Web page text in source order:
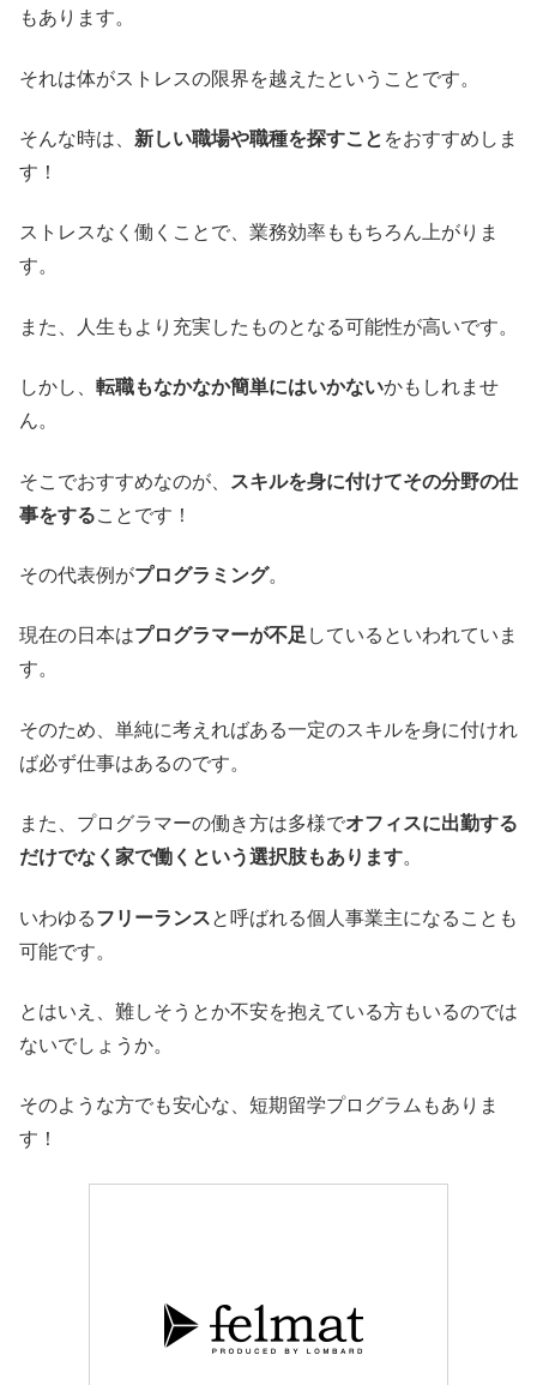
もあります。
それは体がストレスの限界を越えたということです。
そんな時は、 新しい職場や職種を探すこと をおすすめしま
す！
ストレスなく働くことで、業務効率ももちろん上がりま
す。
また、人生もより充実したものとなる可能性が高いです。
しかし、 転職もなかなか簡単にはいかないかもしれませ
ん。
そこでおすすめなのが、
スキルを身に付けてその分野の仕
事をすることです！
その代表例がプログラミング。
現在の日本はプログラマーが不足 しているといわれていま
す。
そのため、単純に考えればある一定のスキルを身に付けれ
ば必ず仕事はあるのです。
また、プログラマーの働き方は多様でオフィスに出勤する
だけでなく家で働くという選択肢もあります。
いわゆるフリーランスと呼ばれる個人事業主になることも
可能です。
とはいえ、難しそうとか不安を抱えている方もいるのでは
ないでしょうか。
そのような方でも安心な、短期留学プログラムもありま
す！